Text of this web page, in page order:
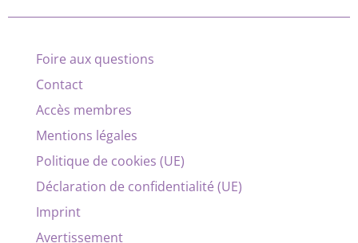
Foire aux questions
Contact
Accès membres
Mentions légales
Politique de cookies (UE)
Déclaration de confidentialité (UE)
Imprint
Avertissement